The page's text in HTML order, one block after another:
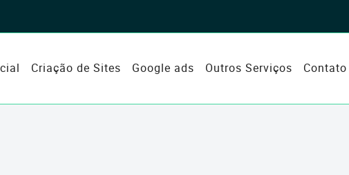
Criação de Sites Google ads Outros Serviços Contato